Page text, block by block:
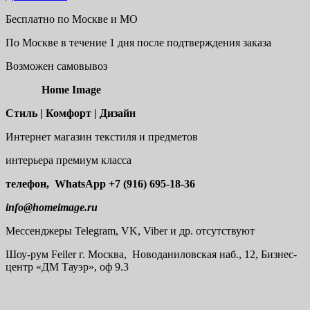
Бесплатно по Москве и МО
По Москве в течение 1 дня после подтверждения заказа
Возможен самовывоз
Home Image
Стиль | Комфорт | Дизайн
Интернет магазин текстиля и предметов
интерьера премиум класса
телефон, WhatsApp +7 (916) 695-18-36
info@homeimage.ru
Мессенджеры Telegram, VK, Viber и др. отсутствуют
Шоу-рум Feiler г. Москва, Новоданиловская наб., 12, Бизнес-
центр «ДМ Тауэр», оф 9.3